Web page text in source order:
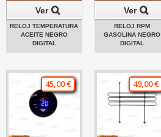
Ver
RELOJ TEMPERATURA
ACEITE NEGRO
DIGITAL
Ver
RELOJ RPM
GASOLINA NEGRO
DIGITAL
45,00 € 49,00 €